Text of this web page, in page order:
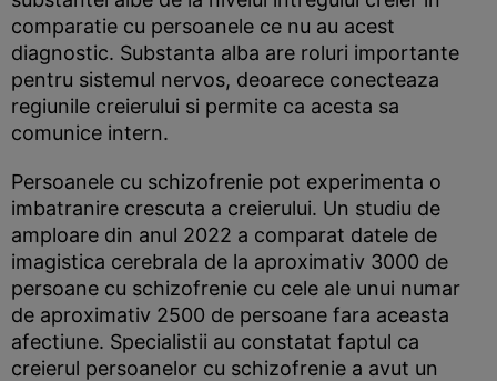
comparatie cu persoanele ce nu au acest
diagnostic. Substanta alba are roluri importante
pentru sistemul nervos, deoarece conecteaza
regiunile creierului si permite ca acesta sa
comunice intern.
Persoanele cu schizofrenie pot experimenta o
imbatranire crescuta a creierului. Un studiu de
amploare din anul 2022 a comparat datele de
imagistica cerebrala de la aproximativ 3000 de
persoane cu schizofrenie cu cele ale unui numar
de aproximativ 2500 de persoane fara aceasta
afectiune. Specialistii au constatat faptul ca
creierul persoanelor cu schizofrenie a avut un